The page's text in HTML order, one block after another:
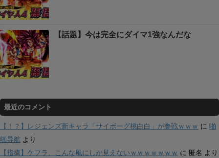
【話題】今は完全にダイマ1強なんだな
最近のコメント
【！？】レジェンズ新キャラ「サイボーグ桃白白」が参戦ｗｗｗ に 啪
啪导航 より
【指摘】ケフラ、こんな風にしか見えないｗｗｗｗｗｗｗ に 匿名 より